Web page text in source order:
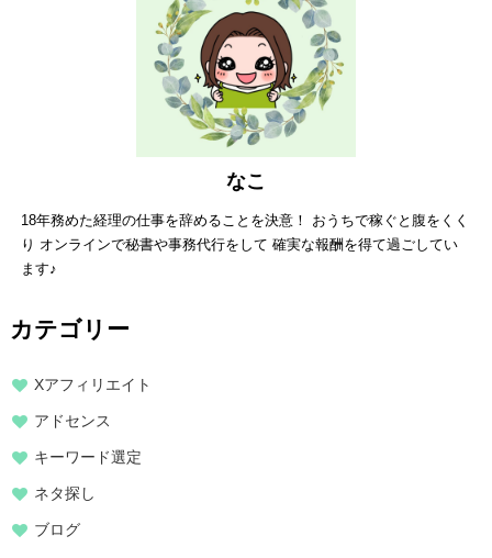
なこ
18年務めた経理の仕事を辞めることを決意！ おうちで稼ぐと腹をくく
り オンラインで秘書や事務代行をして 確実な報酬を得て過ごしてい
ます♪
カテゴリー
Xアフィリエイト
アドセンス
キーワード選定
ネタ探し
ブログ